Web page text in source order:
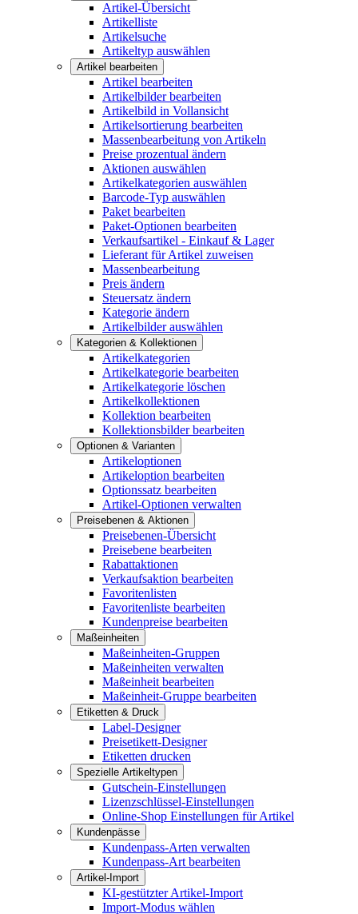
Artikel-Übersicht
Artikelliste
Artikelsuche
Artikeltyp auswählen
Artikel bearbeiten
Artikel bearbeiten
Artikelbilder bearbeiten
Artikelbild in Vollansicht
Artikelsortierung bearbeiten
Massenbearbeitung von Artikeln
Preise prozentual ändern
Aktionen auswählen
Artikelkategorien auswählen
Barcode-Typ auswählen
Paket bearbeiten
Paket-Optionen bearbeiten
Verkaufsartikel - Einkauf & Lager
Lieferant für Artikel zuweisen
Massenbearbeitung
Preis ändern
Steuersatz ändern
Kategorie ändern
Artikelbilder auswählen
Kategorien & Kollektionen
Artikelkategorien
Artikelkategorie bearbeiten
Artikelkategorie löschen
Artikelkollektionen
Kollektion bearbeiten
Kollektionsbilder bearbeiten
Optionen & Varianten
Artikeloptionen
Artikeloption bearbeiten
Optionssatz bearbeiten
Artikel-Optionen verwalten
Preisebenen & Aktionen
Preisebenen-Übersicht
Preisebene bearbeiten
Rabattaktionen
Verkaufsaktion bearbeiten
Favoritenlisten
Favoritenliste bearbeiten
Kundenpreise bearbeiten
Maßeinheiten
Maßeinheiten-Gruppen
Maßeinheiten verwalten
Maßeinheit bearbeiten
Maßeinheit-Gruppe bearbeiten
Etiketten & Druck
Label-Designer
Preisetikett-Designer
Etiketten drucken
Spezielle Artikeltypen
Gutschein-Einstellungen
Lizenzschlüssel-Einstellungen
Online-Shop Einstellungen für Artikel
Kundenpässe
Kundenpass-Arten verwalten
Kundenpass-Art bearbeiten
Artikel-Import
KI-gestützter Artikel-Import
Import-Modus wählen